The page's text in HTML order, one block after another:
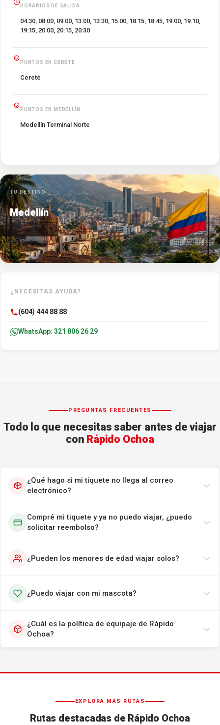
HORARIOS DE SALIDA
04:30, 08:00, 09:00, 13:00, 13:30, 15:00, 18:15, 18:45, 19:00, 19:10,
19:15, 20:00, 20:15, 20:30
PUNTOS EN CERETE
Cereté
PUNTOS EN MEDELLÍN
Medellín Terminal Norte
TU DESTINO
Medellín
¿NECESITAS AYUDA?
(604) 444 88 88
WhatsApp: 321 806 26 29
PREGUNTAS FRECUENTES
Todo lo que necesitas saber antes de viajar
con Rápido Ochoa
¿Qué hago si mi tiquete no llega al correo
electrónico?
Compré mi tiquete y ya no puedo viajar, ¿puedo
solicitar reembolso?
¿Pueden los menores de edad viajar solos?
¿Puedo viajar con mi mascota?
¿Cuál es la política de equipaje de Rápido
Ochoa?
EXPLORA MÁS RUTAS
Rutas destacadas de Rápido Ochoa